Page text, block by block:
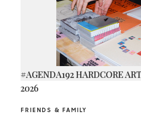
#AGENDA192 HARDCORE
2026
FRIENDS & FAMILY